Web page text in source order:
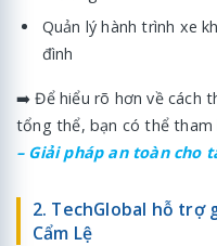
Quản lý hành trình xe
đình
➡️ Để hiểu rõ hơn về cách
tổng thể, bạn có thể tham
– Giải pháp an toàn cho
2. TechGlobal hỗ trợ
Cẩm Lệ